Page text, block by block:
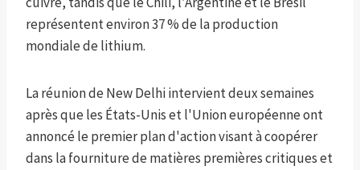
représentent environ 37 % de la production
mondiale de lithium.
La réunion de New Delhi intervient deux semaines
après que les États-Unis et l'Union européenne ont
annoncé le premier plan d'action visant à coopérer
dans la fourniture de matières premières critiques et